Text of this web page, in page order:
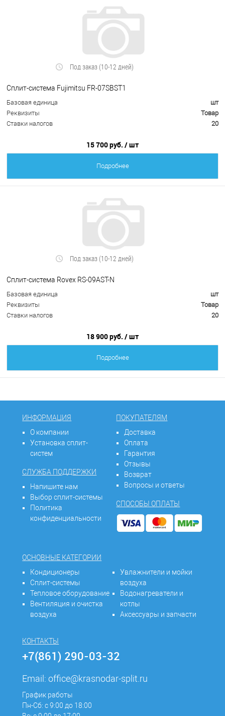
Под заказ (10-12 дней)
Сплит-система Fujimitsu FR-07SBST1
Базовая единица
шт
Реквизиты
Товар
Ставки налогов
20
15 700 руб. / шт
Подробнее
Под заказ (10-12 дней)
Сплит-система Rovex RS-09AST-N
Базовая единица
шт
Реквизиты
Товар
Ставки налогов
20
18 900 руб. / шт
Подробнее
ИНФОРМАЦИЯ
О компании
Установка сплит-
систем
СЛУЖБА ПОДДЕРЖКИ
Напишите нам
Выбор сплит-системы
Политика
конфиденциальности
ПОКУПАТЕЛЯМ
Доставка
Оплата
Гарантия
Отзывы
Возврат
Вопросы и ответы
СПОСОБЫ ОПЛАТЫ
ОСНОВНЫЕ КАТЕГОРИИ
Кондиционеры
Сплит-системы
Тепловое оборудование
Вентиляция и очистка
воздуха
Увлажнители и мойки
воздуха
Водонагреватели и
котлы
Аксессуары и запчасти
КОНТАКТЫ
+7(861) 290-03-32
Email:office@krasnodar-split.ru
График работы
Пн-Сб: с 9:00 до 18:00